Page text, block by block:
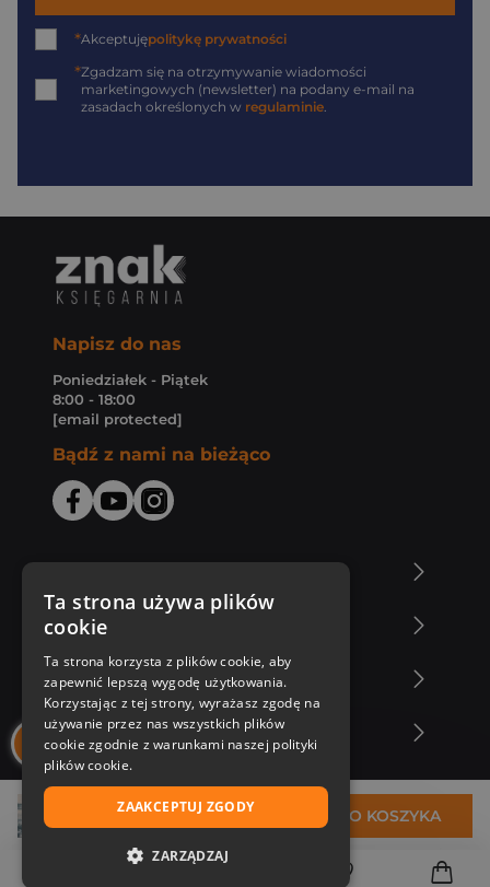
63,73 zł DO KOSZYKA
*Akceptujępolitykę prywatności
*Zgadzam się na otrzymywanie wiadomości
marketingowych (newsletter) na podany e-mail na
zasadach określonych w regulaminie
Napisz do nas
Poniedziałek - Piątek
8:00 - 18:00
[email protected]
Bądź z nami na bieżąco
Zakupy u nas
Nasza oferta
Nasi autorzy
Ta strona używa plików
cookie
Ta strona korzysta z plików cookie, aby
zapewnić lepszą wygodę użytkowania.
Korzystając z tej strony, wyrażasz zgodę na
używanie przez nas wszystkich plików
cookie zgodnie z warunkami naszej polityki
plików cookie.
ZAAKCEPTUJ ZGODY
ZARZĄDZAJ